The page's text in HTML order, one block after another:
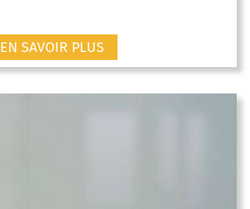
EN SAVOIR PLUS